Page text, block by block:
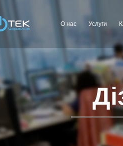
О нас Услуги